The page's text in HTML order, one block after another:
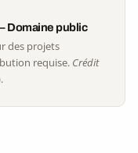
Domaine public
des projets
requise. Crédit